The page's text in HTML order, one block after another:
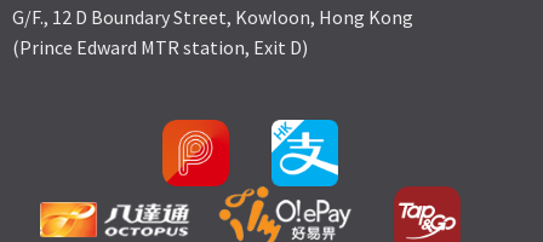
G/F., 12 D Boundary Street, Kowloon, Hong Kong
(Prince Edward MTR station, Exit D)